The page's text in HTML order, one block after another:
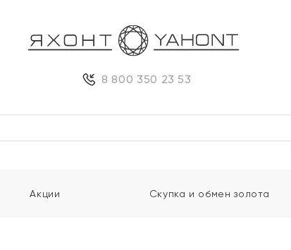
8 800 350 23 53
Акции Скупка и обмен золота